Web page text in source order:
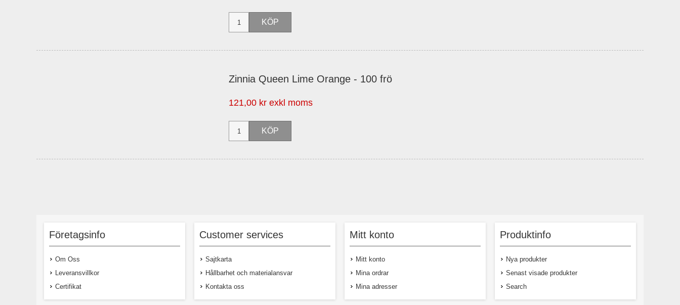
Zinnia Queen Lime Orange - 100 frö
121,00 kr exkl moms
Företagsinfo
Om Oss
Leveransvillkor
Certifikat
Customer services
Sajtkarta
Hållbarhet och materialansvar
Kontakta oss
Mitt konto
Mitt konto
Mina ordrar
Mina adresser
Produktinfo
Nya produkter
Senast visade produkter
Search